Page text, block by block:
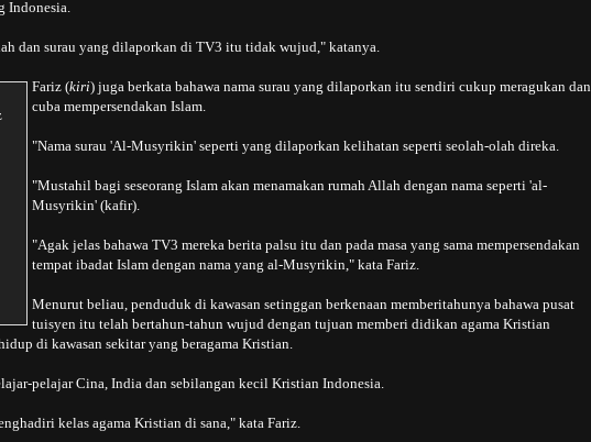
Indonesia.
dan surau yang dilaporkan di TV3 itu tidak wujud," katanya.
Fariz (kiri) juga berkata bahawa nama surau yang dilaporkan itu sendiri cukup meragukan dan
cuba mempersendakan Islam.
"Nama surau 'Al-Musyrikin' seperti yang dilaporkan kelihatan seperti seolah-olah direka.
"Mustahil bagi seseorang Islam akan menamakan rumah Allah dengan nama seperti 'al-
Musyrikin' (kafir).
"Agak jelas bahawa TV3 mereka berita palsu itu dan pada masa yang sama mempersendakan
tempat ibadat Islam dengan nama yang al-Musyrikin," kata Fariz.
Menurut beliau, penduduk di kawasan setinggan berkenaan memberitahunya bahawa pusat
tuisyen itu telah bertahun-tahun wujud dengan tujuan memberi didikan agama Kristian
di kawasan sekitar yang beragama Kristian.
pelajar Cina, India dan sebilangan kecil Kristian Indonesia.
kelas agama Kristian di sana," kata Fariz.